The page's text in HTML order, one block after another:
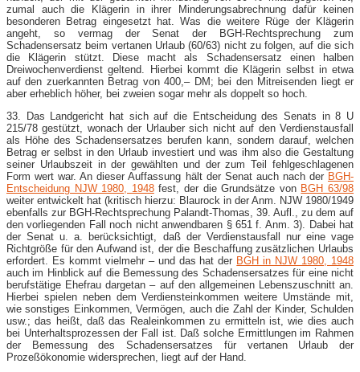
zumal auch die Klägerin in ihrer Minderungsabrechnung dafür keinen
besonderen Betrag eingesetzt hat. Was die weitere Rüge der Klägerin
angeht, so vermag der Senat der BGH-Rechtsprechung zum
Schadensersatz beim vertanen Urlaub (60/63) nicht zu folgen, auf die sich
die Klägerin stützt. Diese macht als Schadensersatz einen halben
Dreiwochenverdienst geltend. Hierbei kommt die Klägerin selbst in etwa
auf den zuerkannten Betrag von 400,– DM; bei den Mitreisenden liegt er
aber erheblich höher, bei zweien sogar mehr als doppelt so hoch.
33. Das Landgericht hat sich auf die Entscheidung des Senats in 8 U
215/78 gestützt, wonach der Urlauber sich nicht auf den Verdienstausfall
als Höhe des Schadensersatzes berufen kann, sondern darauf, welchen
Betrag er selbst in den Urlaub investiert und was ihm also die Gestaltung
seiner Urlaubszeit in der gewählten und der zum Teil fehlgeschlagenen
Form wert war. An dieser Auffassung hält der Senat auch nach der BGH-
Entscheidung NJW 1980, 1948fest, der die Grundsätze von BGH 63/98
weiter entwickelt hat (kritisch hierzu: Blaurock in der Anm. NJW 1980/1949
ebenfalls zur BGH-Rechtsprechung Palandt-Thomas, 39. Aufl., zu dem auf
den vorliegenden Fall noch nicht anwendbaren § 651 f. Anm. 3). Dabei hat
der Senat u. a. berücksichtigt, daß der Verdienstausfall nur eine vage
Richtgröße für den Aufwand ist, der die Beschaffung zusätzlichen Urlaubs
erfordert. Es kommt vielmehr – und das hat der BGH in NJW 1980, 1948
auch im Hinblick auf die Bemessung des Schadensersatzes für eine nicht
berufstätige Ehefrau dargetan – auf den allgemeinen Lebenszuschnitt an.
Hierbei spielen neben dem Verdiensteinkommen weitere Umstände mit,
wie sonstiges Einkommen, Vermögen, auch die Zahl der Kinder, Schulden
usw.; das heißt, daß das Realeinkommen zu ermitteln ist, wie dies auch
bei Unterhaltsprozessen der Fall ist. Daß solche Ermittlungen im Rahmen
der Bemessung des Schadensersatzes für vertanen Urlaub der
Prozeßökonomie widersprechen, liegt auf der Hand.